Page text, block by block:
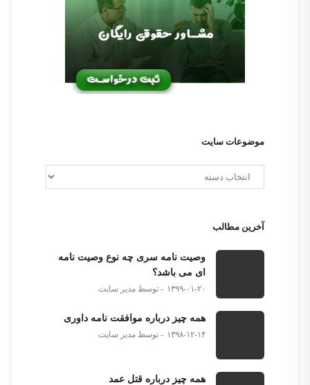
موضوعات سایت
آخرین مطالب
وصیت نامه سری چه نوع وصیت نامه
ای می باشد؟
۱۳۹۹-۰۱-۲۰ توسط مدیر سایت
همه چیز درباره موافقت نامه داوری
۱۳۹۸-۱۲-۱۴ توسط مدیر سایت
همه چیز درباره قتل عمد